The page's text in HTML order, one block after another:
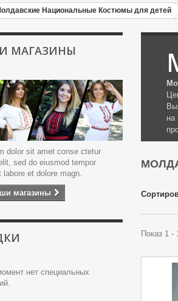
Национальные Костюмы для детей
МАГАЗИНЫ
dolor sit amet conse ctetur
sed do eiusmod tempor
labore et dolore magn.
магазины
нет специальных
Вы
на
Показ 1 -